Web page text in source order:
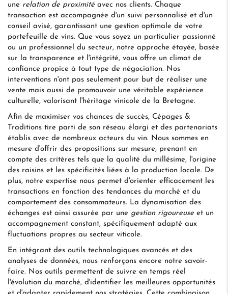
une relation de proximitéavec nos clients. Chaque
transaction est accompagnée d'un suivi personnalisé et d'un
conseil avisé, garantissant une gestion optimale de votre
portefeuille de vins. Que vous soyez un particulier passionné
ou un professionnel du secteur, notre approche étayée, basée
sur la transparence et l'intégrité, vous offre un climat de
confiance propice à tout type de négociation. Nos
interventions n'ont pas seulement pour but de réaliser une
vente mais aussi de promouvoir une véritable expérience
culturelle, valorisant l'héritage vinicole de la Bretagne.
Afin de maximiser vos chances de succès, Cépages &
Traditions tire parti de son réseau élargi et des partenariats
établis avec de nombreux acteurs du vin. Nous sommes en
mesure d'offrir des propositions sur mesure, prenant en
compte des critères tels que la qualité du millésime, l'origine
des raisins et les spécificités liées à la production locale. De
plus, notre expertise nous permet d'orienter efficacement les
transactions en fonction des tendances du marché et du
comportement des consommateurs. La dynamisation des
échanges est ainsi assurée par une gestion rigoureuseet un
accompagnement constant, spécifiquement adapté aux
fluctuations propres au secteur viticole.
En intégrant des outils technologiques avancés et des
analyses de données, nous renforçons encore notre savoir-
faire. Nos outils permettent de suivre en temps réel
l'évolution du marché, d'identifier les meilleures opportunités